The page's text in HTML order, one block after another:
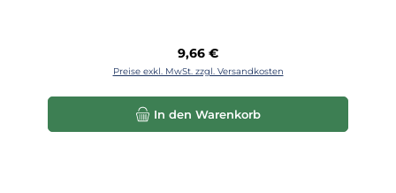
Regulärer Preis:
9,66 €
Preise exkl. MwSt. zzgl. Versandkosten
In den Warenkorb